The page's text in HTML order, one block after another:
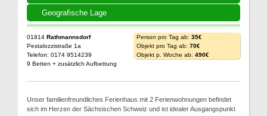
Geografische Lage
01814 Rathmannsdorf
Pestalozzistraße 1a
Telefon: 0174 9514239
9 Betten + zusätzlich Aufbettung
Person pro Tag ab: 35€
Objekt pro Tag ab: 70€
Objekt p. Woche ab: 490€
Unser familienfreundliches Ferienhaus mit 2 Ferienwohnungen befindet
sich im Herzen der Sächsischen Schweiz und ist idealer Ausgangspunkt